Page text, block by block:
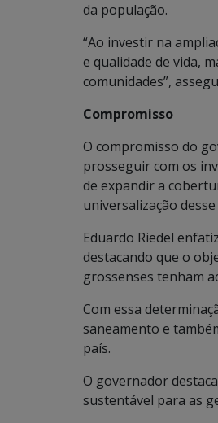
da população.
“Ao investir na
e qualidade de vida,
comunidades”,
Compromisso
O compromisso do
prosseguir com os
de expandir a
universalização
Eduardo Riedel
destacando que o
grossenses tenham
Com essa
saneamento e
país.
O governador
sustentável para as